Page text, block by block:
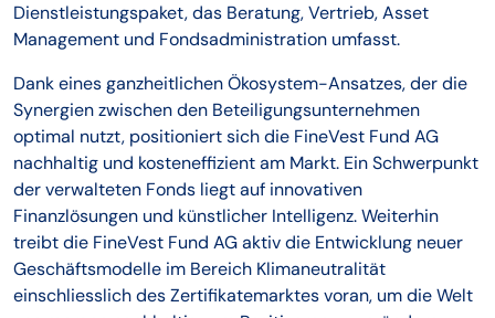
Dienstleistungspaket, das Beratung, Vertrieb, Asset
Management und Fondsadministration umfasst.
Dank eines ganzheitlichen Ökosystem-Ansatzes, der die
Synergien zwischen den Beteiligungsunternehmen
optimal nutzt, positioniert sich die FineVest Fund AG
nachhaltig und kosteneffizient am Markt. Ein Schwerpunkt
der verwalteten Fonds liegt auf innovativen
Finanzlösungen und künstlicher Intelligenz. Weiterhin
treibt die FineVest Fund AG aktiv die Entwicklung neuer
Geschäftsmodelle im Bereich Klimaneutralität
einschliesslich des Zertifikatemarktes voran, um die Welt